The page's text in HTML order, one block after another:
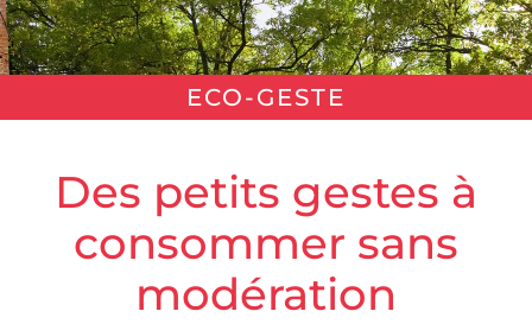
ECO-GESTE
Des petits gestes à
consommer sans
modération